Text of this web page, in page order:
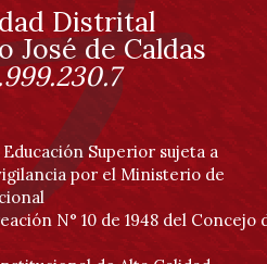
Distrital
José de Caldas
Superior sujeta a
por el Ministerio de
N° 10 de 1948 del Concejo